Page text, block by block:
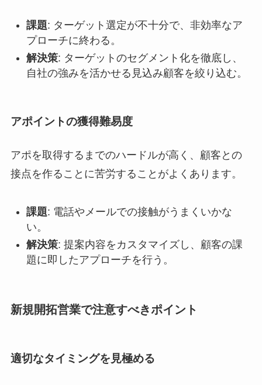
課題: ターゲット選定が不十分で、非効率なア
プローチに終わる。
解決策: ターゲットのセグメント化を徹底し、
自社の強みを活かせる見込み顧客を絞り込む。
アポイントの獲得難易度
アポを取得するまでのハードルが高く、顧客との
接点を作ることに苦労することがよくあります。
課題: 電話やメールでの接触がうまくいかな
い。
解決策: 提案内容をカスタマイズし、顧客の課
題に即したアプローチを行う。
新規開拓営業で注意すべきポイント
適切なタイミングを見極める